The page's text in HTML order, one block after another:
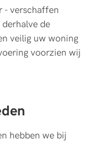
- verschaffen
de
veilig uw woning
voorzien wij
hebben we bij